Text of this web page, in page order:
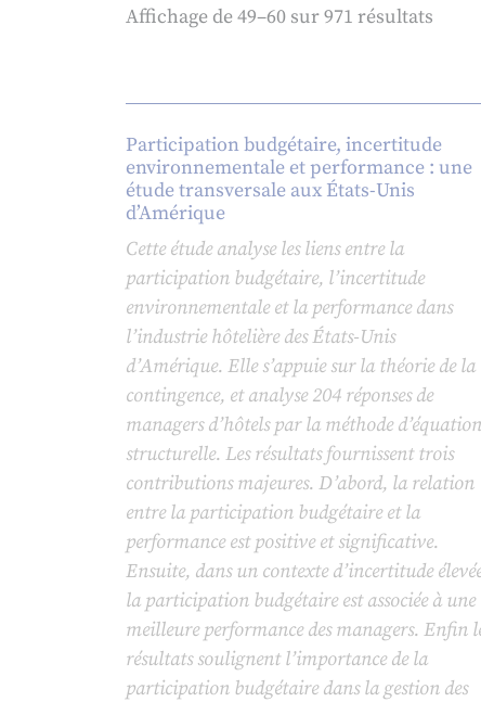
Affichage de 49–60 sur 971 résultats
Participation budgétaire, incertitude
environnementale et performance : une
étude transversale aux États-Unis
d’Amérique
Cette étude analyse les liens entre la
participation budgétaire, l’incertitude
environnementale et la performance dans
l’industrie hôtelière des États-Unis
d’Amérique. Elle s’appuie sur la théorie de la
contingence, et analyse 204 réponses de
managers d’hôtels par la méthode d’équation
structurelle. Les résultats fournissent trois
contributions majeures. D’abord, la relation
entre la participation budgétaire et la
performance est positive et significative.
Ensuite, dans un contexte d’incertitude
la participation budgétaire est associée à une
meilleure performance des managers. Enfin
résultats soulignent l’importance de la
participation budgétaire dans la gestion des